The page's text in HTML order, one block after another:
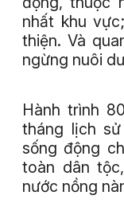
nhất khu
thiện. Và
ngừng nuôi
Hành trình
tháng lịch
sống động
toàn dân
nước nồng